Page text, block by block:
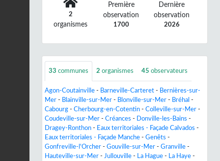
2
organismes
Première
observation
1700
Dernière
observation
2026
33 communes 2 organismes 45 observateurs
Agon-Coutainville - Barneville-Carteret - Bernières-sur-
Mer - Blainville-sur-Mer - Blonville-sur-Mer - Bréhal -
Cabourg - Cherbourg-en-Cotentin - Colleville-sur-Mer -
Coudeville-sur-Mer - Créances - Donville-les-Bains -
Dragey-Ronthon - Eaux territoriales - Façade Calvados -
Eaux territoriales - Façade Manche - Genêts -
Gonfreville-l'Orcher - Gouville-sur-Mer - Granville -
Hauteville-sur-Mer - Jullouville - La Hague - La Haye -